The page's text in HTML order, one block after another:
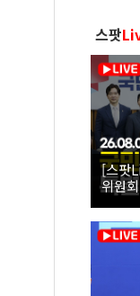
스팟
[스팟
위원